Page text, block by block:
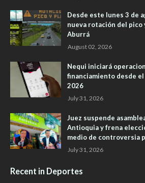
Desde este lunes 3 de
nueva rotación del pico
Aburrá
August 02, 2026
Nequi iniciará
financiamiento desde
2026
July 31, 2026
Juez suspende
Antioquia y frena
medio de controversia
July 31, 2026
Recent in Deportes